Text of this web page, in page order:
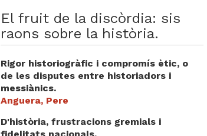
El fruit de la discòrdia: sis
raons sobre la història.
Rigor historiogràfic i compromís ètic, o
de les disputes entre historiadors i
messiànics.
Anguera, Pere
D'història, frustracions gremials i